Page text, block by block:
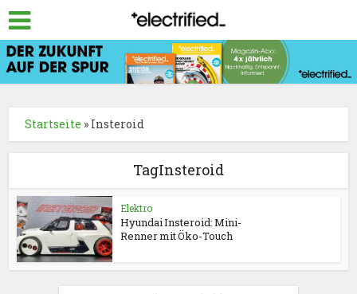
Startseite » Insteroid
TagInsteroid
Elektro
Hyundai Insteroid: Mini-
Renner mit Öko-Touch